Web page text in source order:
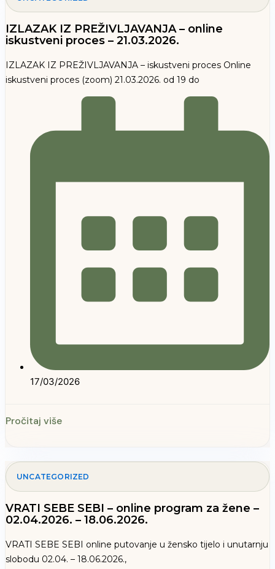
IZLAZAK IZ PREŽIVLJAVANJA – online
iskustveni proces – 21.03.2026.
IZLAZAK IZ PREŽIVLJAVANJA – iskustveni proces Online
iskustveni proces (zoom) 21.03.2026. od 19 do
17/03/2026
Pročitaj više
UNCATEGORIZED
VRATI SEBE SEBI – online program za žene –
02.04.2026. – 18.06.2026.
VRATI SEBE SEBI online putovanje u žensko tijelo i unutarnju
slobodu 02.04. – 18.06.2026.,